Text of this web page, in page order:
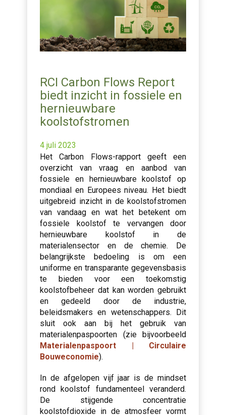
RCI Carbon Flows Report
biedt inzicht in fossiele en
hernieuwbare
koolstofstromen
4 juli 2023
Het Carbon Flows-rapport geeft een
overzicht van vraag en aanbod van
fossiele en hernieuwbare koolstof op
mondiaal en Europees niveau. Het biedt
uitgebreid inzicht in de koolstofstromen
van vandaag en wat het betekent om
fossiele koolstof te vervangen door
hernieuwbare koolstof in de
materialensector en de chemie. De
belangrijkste bedoeling is om een
uniforme en transparante gegevensbasis
te bieden voor een toekomstig
koolstofbeheer dat kan worden gebruikt
en gedeeld door de industrie,
beleidsmakers en wetenschappers. Dit
sluit ook aan bij het gebruik van
materialenpaspoorten (zie bijvoorbeeld
Materialenpaspoort | Circulaire
Bouweconomie).
In de afgelopen vijf jaar is de mindset
rond koolstof fundamenteel veranderd.
De stijgende concentratie
koolstofdioxide in de atmosfeer vormt